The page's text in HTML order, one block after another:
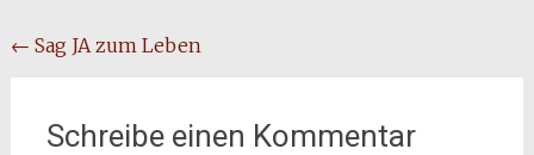
Beitragsnavigation
← Sag JA zum Leben
Schreibe einen Kommentar